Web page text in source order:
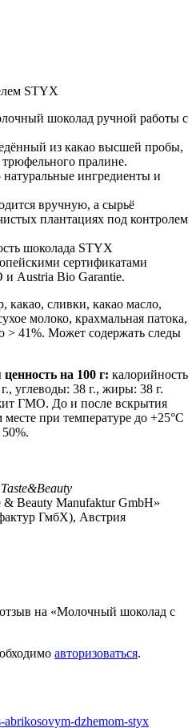
STYX
шоколад ручной работы с
из какао высшей пробы,
пралине.
ингредиенты и
вручную, а сырьё
плантациях под контролем
шоколада STYX
сертификатами
и Austria Bio Garantie.
какао, сливки, какао масло,
молоко, крахмальная патока,
> 41%. Может содержать следы
на 100 г: калорийность
углеводы: 38 г., жиры: 38 г.
ГМО. До и после вскрытия
при температуре до +25°C
& Beauty Manufaktur GmbH»
ГмбХ), Австрия
на «Молочный шоколад с
авторизоваться.